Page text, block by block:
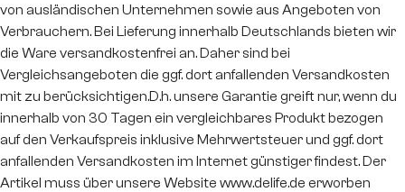
von ausländischen Unternehmen sowie aus Angeboten von
Verbrauchern. Bei Lieferung innerhalb Deutschlands bieten wir
die Ware versandkostenfrei an. Daher sind bei
Vergleichsangeboten die ggf. dort anfallenden Versandkosten
mit zu berücksichtigen.D.h. unsere Garantie greift nur, wenn du
innerhalb von 30 Tagen ein vergleichbares Produkt bezogen
auf den Verkaufspreis inklusive Mehrwertsteuer und ggf. dort
anfallenden Versandkosten im Internet günstiger findest. Der
Artikel muss über unsere Website www.delife.de erworben